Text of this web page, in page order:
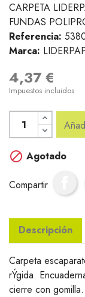
CARPETA
FUNDAS
Referencia:
Marca:
4,37 €
Impuestos incluidos
 Agotado
Compartir
Descripción
Carpeta
rÝgida.
cierre con